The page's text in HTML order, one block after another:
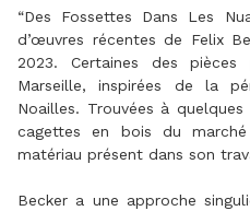
“Des Fossettes Dans Les
d’œuvres récentes de Felix
2023. Certaines des
Marseille, inspirées de la
Noailles. Trouvées à
cagettes en bois du
matériau présent dans son
Becker a une approche